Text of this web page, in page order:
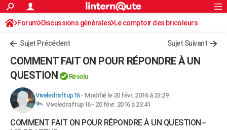
ACTUALITÉS
Politique
Société
Faits Divers
Education
Monde
Villes
+
Programme TV
TNTStreaming
Cinéma
Sorties cinéma
Musique
+FINANCE
Retraite
Impôts
Epargne
Immobilier
Risques naturels par ville
Banque
Assurance
Crédit
AUTO
Essais
Réserver un essai
Citadines
Berlines
SUV
Forum auto
HIGH-TECH
Rechercher
S'inscrire
Connexion
Forum Discussions générales Le comptoir des bricoleurs
Sujet Précédent Sujet Suivant
COMMENT FAIT ON POUR RÉPONDRE À UN
QUESTION
Résolu
Viveledraftup16- Modifié le 20 févr. 2016 à 23:29
Viveledraftup16 - 20 févr. 2016 à 23:41
COMMENT FAIT ON POUR RÉPONDRE À UN QUESTION--